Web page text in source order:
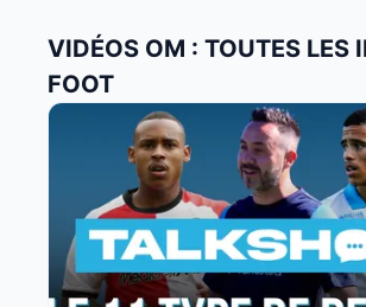
VIDÉOS OM : TOUTES LES
FOOT